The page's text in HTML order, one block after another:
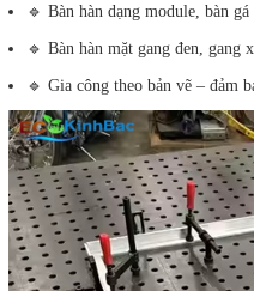
🔹 Bàn hàn dạng module, bàn
🔹 Bàn hàn mặt gang đen, gang
🔹 Gia công theo bản vẽ – đảm